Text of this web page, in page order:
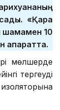
«Қара
шамамен 10
ақпаратта.
мөлшерде
тергеуді